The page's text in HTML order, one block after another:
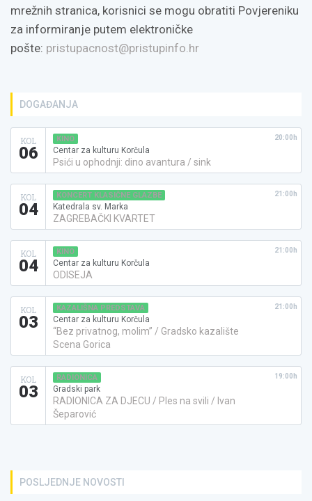
mrežnih stranica, korisnici se mogu obratiti Povjereniku
za informiranje putem elektroničke
pošte: pristupacnost@pristupinfo.hr
DOGAĐANJA
KOL
06
KINO
Centar za kulturu Korčula
Psići u ophodnji: dino avantura / sink
20:00h
KOL
04
KONCERT KLASIČNE GLAZBE
Katedrala sv. Marka
ZAGREBAČKI KVARTET
21:00h
KOL
04
KINO
Centar za kulturu Korčula
ODISEJA
21:00h
KOL
03
KAZALIŠNA PREDSTAVA
Centar za kulturu Korčula
“Bez privatnog, molim” / Gradsko kazalište
Scena Gorica
21:00h
KOL
03
RADIONICA
Gradski park
RADIONICA ZA DJECU / Ples na svili / Ivan
Šeparović
19:00h
POSLJEDNJE NOVOSTI